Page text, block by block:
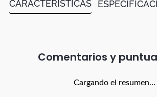
CARACTERÍSTICAS
Comentarios
Cargando el resumen…